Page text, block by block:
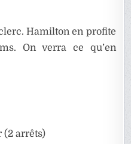
Hamilton en profite
On verra ce qu’en
(2 arrêts)